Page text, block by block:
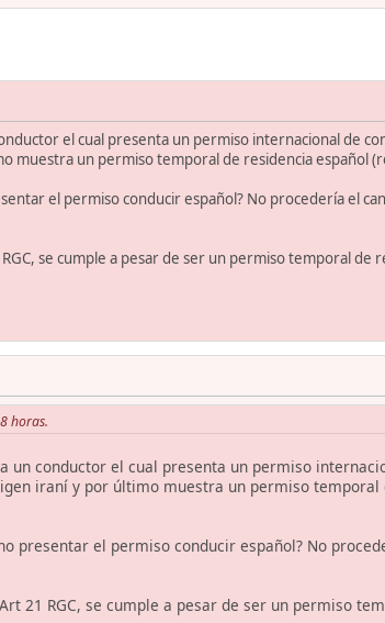
el cual presenta un permiso internacional de
muestra un permiso temporal de residencia español
el permiso conducir español? No procedería el
se cumple a pesar de ser un permiso temporal de
horas.
un conductor el cual presenta un permiso
iraní y por último muestra un permiso
presentar el permiso conducir español? No
21 RGC, se cumple a pesar de ser un permiso